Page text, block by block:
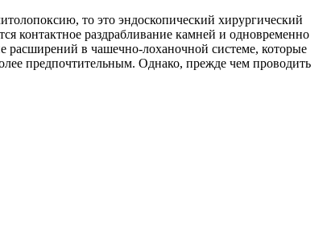
то это эндоскопический хирургический
контактное раздрабливание камней и одновременно
в чашечно-лоханочной системе, которые
предпочтительным. Однако, прежде чем проводить